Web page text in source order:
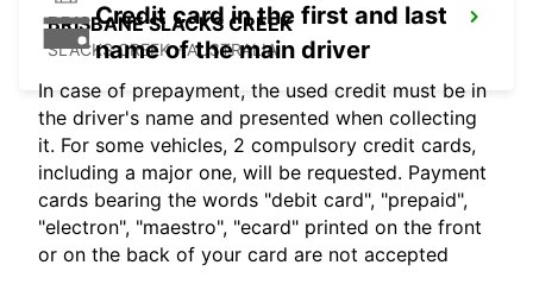
BRISBANE SLACKS CREEK
SLACKS CREEK - AUSTRALIA
Credit card in the first and last
name of the main driver
In case of prepayment, the used credit must be in
the driver's name and presented when collecting
it. For some vehicles, 2 compulsory credit cards,
including a major one, will be requested. Payment
cards bearing the words "debit card", "prepaid",
"electron", "maestro", "ecard" printed on the front
or on the back of your card are not accepted